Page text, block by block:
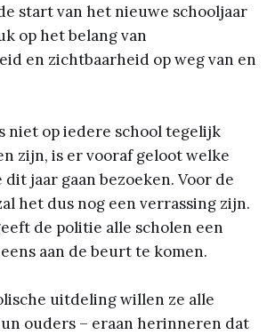
start van het nieuwe schooljaar
op het belang van
en zichtbaarheid op weg van en
niet op iedere school tegelijk
zijn, is er vooraf geloot welke
jaar gaan bezoeken. Voor de
het dus nog een verrassing zijn.
de politie alle scholen een
aan de beurt te komen.
uitdeling willen ze alle
ouders – eraan herinneren dat